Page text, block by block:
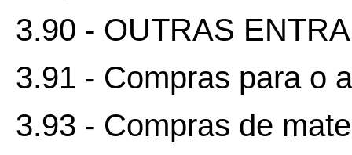
3.90 - OUTRAS
3.91 - Compras para o
3.93 - Compras de